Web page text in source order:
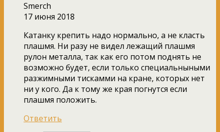
Smerch
17 июня 2018
Катанку крепить надо нормально, а не класть
плашмя. Ни разу не видел лежащий плашмя
рулон металла, так как его потом поднять не
возможно будет, если только специальныными
разжимными тискамми на кране, которых нет
ни у кого. Да к тому же края погнутся если
плашмя положить.
Ответить